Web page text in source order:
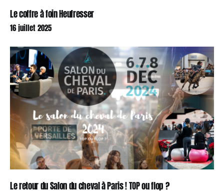
Le coffre à foin Heufresser
16 juillet 2025
Le retour du Salon du cheval à Paris ! TOP ou flop ?